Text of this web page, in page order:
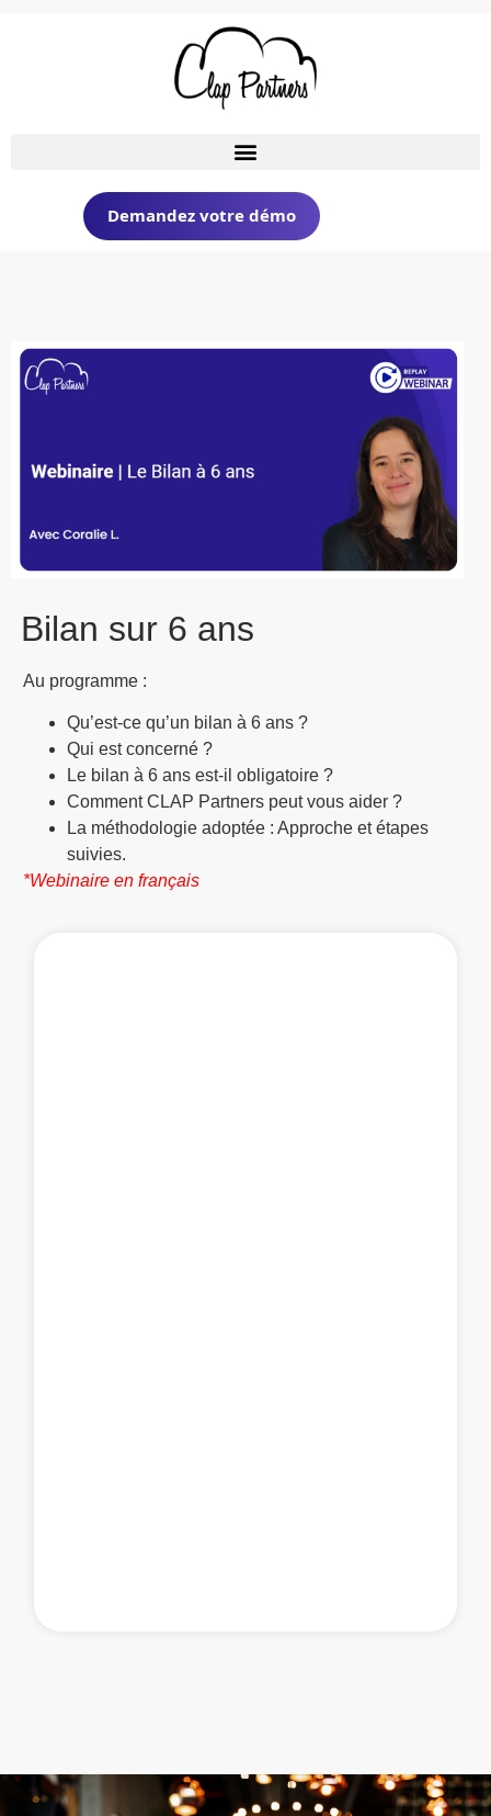
Demandez votre démo
Bilan sur 6 ans
Au programme :
Qu’est-ce qu’un bilan à 6 ans ?
Qui est concerné ?
Le bilan à 6 ans est-il obligatoire ?
Comment CLAP Partners peut vous aider ?
La méthodologie adoptée : Approche et étapes
suivies.
*Webinaire en français